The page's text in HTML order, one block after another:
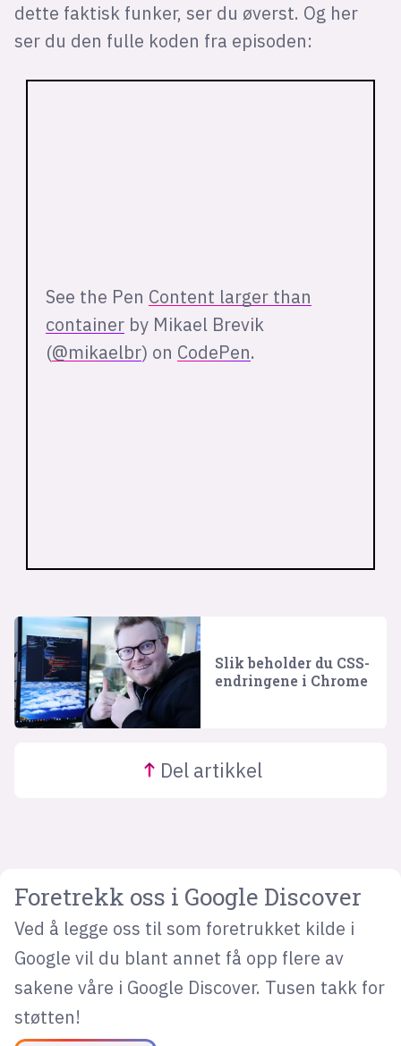
dette faktisk funker, ser du øverst. Og her
ser du den fulle koden fra episoden:
See the Pen Content larger than
container by Mikael Brevik
(@mikaelbr) on CodePen.
Slik beholder du CSS-
endringene i Chrome
Del artikkel
Foretrekk oss i Google Discover
Ved å legge oss til som foretrukket kilde i
Google vil du blant annet få opp flere av
sakene våre i Google Discover. Tusen takk for
støtten!